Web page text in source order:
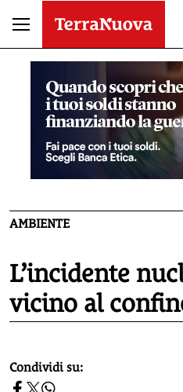
AMBIENTE
L’incidente
vicino al
homepage h2
Condividi su: